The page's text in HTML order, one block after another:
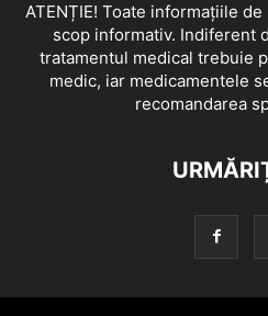
ATENȚIE! Toate informațiile
scop informativ. Indiferent
tratamentul medical trebuie
medic, iar medicamentele
recomandarea